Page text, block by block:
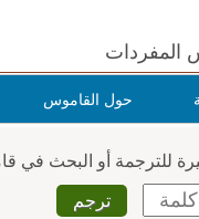
المفردات
حول القاموس
للترجمة أو البحث في